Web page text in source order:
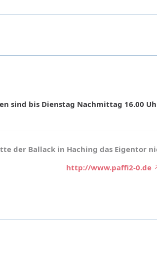
sind bis Dienstag Nachmittag 16.00
der Ballack in Haching das Eigentor
http://www.paffi2-0.de